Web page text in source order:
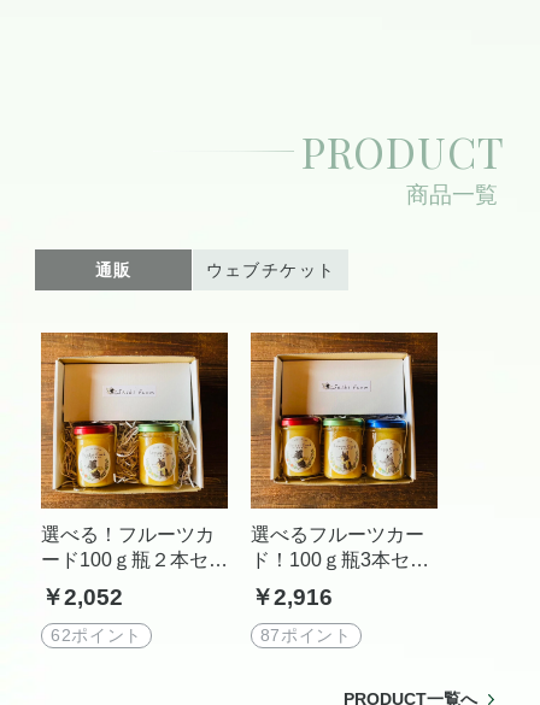
PRODUCT
商品一覧
通販 ウェブチケット
選べる！フルーツカ
ード100ｇ瓶２本セッ
ト
￥2,052
62ポイント
選べるフルーツカー
ド！100ｇ瓶3本セッ
ト
￥2,916
87ポイント
PRODUCT一覧へ